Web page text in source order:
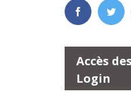
Accès
Login